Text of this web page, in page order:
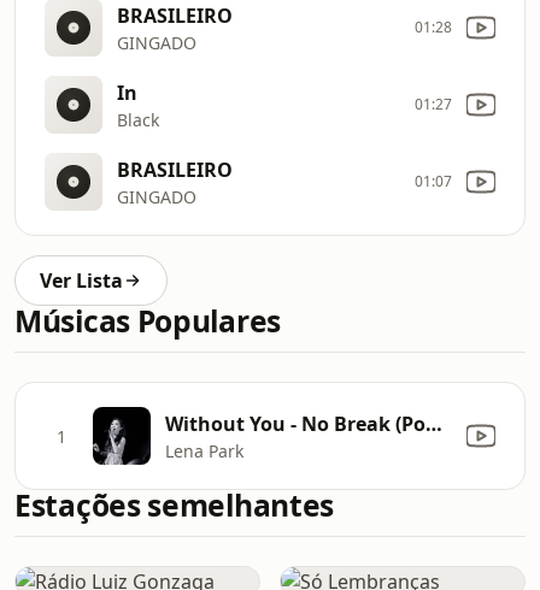
BRASILEIRO
GINGADO
01:28
In
Black
01:27
BRASILEIRO
GINGADO
01:07
Ver Lista
Músicas Populares
1 Without You - No Break (Pop Version)
Lena Park
Estações semelhantes